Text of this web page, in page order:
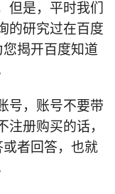
但是，平时我们
的研究过在百度
揭开百度知道
号，账号不要带
册购买的话，
者回答，也就